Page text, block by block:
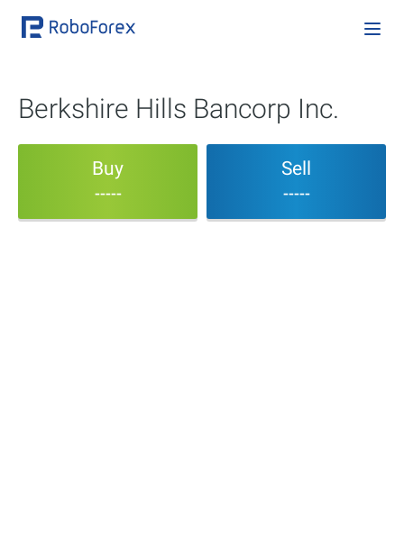
Berkshire Hills Bancorp Inc.
Buy
-----
Sell
-----